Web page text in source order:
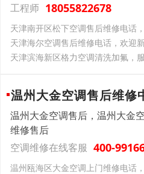
工程师 18055822678
天津南开区松下空调售后维修电话
天津海尔空调售后维修电话，欢迎
天津滨海新区格力空调清洗加氟，
温州大金空调售后维修
温州大金空调售后，温州大金
维修售后
空调维修在线客服 400-
温州瓯海区大金空调上门维修电话